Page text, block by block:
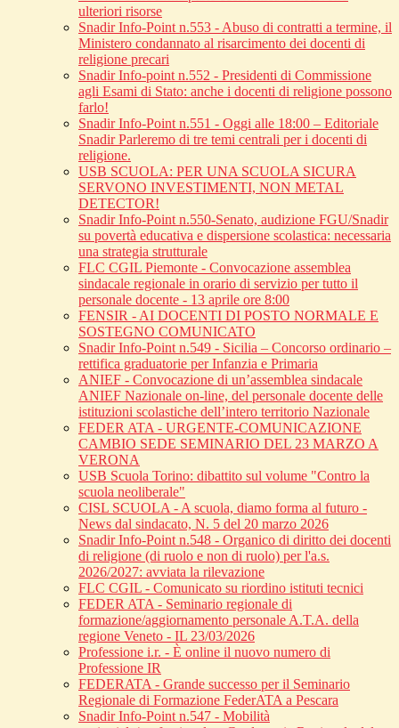
ulteriori risorse
Snadir Info-Point n.553 - Abuso di contratti a termine, il
Ministero condannato al risarcimento dei docenti di
religione precari
Snadir Info-point n.552 - Presidenti di Commissione
agli Esami di Stato: anche i docenti di religione possono
farlo!
Snadir Info-Point n.551 - Oggi alle 18:00 – Editoriale
Snadir Parleremo di tre temi centrali per i docenti di
religione.
USB SCUOLA: PER UNA SCUOLA SICURA
SERVONO INVESTIMENTI, NON METAL
DETECTOR!
Snadir Info-Point n.550-Senato, audizione FGU/Snadir
su povertà educativa e dispersione scolastica: necessaria
una strategia strutturale
FLC CGIL Piemonte - Convocazione assemblea
sindacale regionale in orario di servizio per tutto il
personale docente - 13 aprile ore 8:00
FENSIR - AI DOCENTI DI POSTO NORMALE E
SOSTEGNO COMUNICATO
Snadir Info-Point n.549 - Sicilia – Concorso ordinario –
rettifica graduatorie per Infanzia e Primaria
ANIEF - Convocazione di un’assemblea sindacale
ANIEF Nazionale on-line, del personale docente delle
istituzioni scolastiche dell’intero territorio Nazionale
FEDER ATA - URGENTE-COMUNICAZIONE
CAMBIO SEDE SEMINARIO DEL 23 MARZO A
VERONA
USB Scuola Torino: dibattito sul volume "Contro la
scuola neoliberale"
CISL SCUOLA - A scuola, diamo forma al futuro -
News dal sindacato, N. 5 del 20 marzo 2026
Snadir Info-Point n.548 - Organico di diritto dei docenti
di religione (di ruolo e non di ruolo) per l'a.s.
2026/2027: avviata la rilevazione
FLC CGIL - Comunicato su riordino istituti tecnici
FEDER ATA - Seminario regionale di
formazione/aggiornamento personale A.T.A. della
regione Veneto - IL 23/03/2026
Professione i.r. - È online il nuovo numero di
Professione IR
FEDERATA - Grande successo per il Seminario
Regionale di Formazione FederATA a Pescara
Snadir Info-Point n.547 - Mobilità